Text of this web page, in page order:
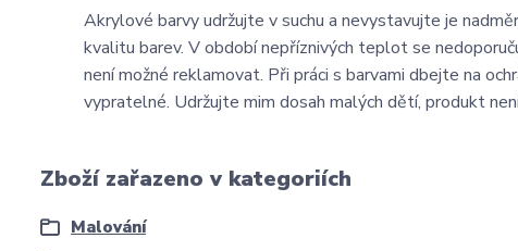
Akrylové barvy udržujte v suchu a nevystavujte je
kvalitu barev. V období nepříznivých teplot se
není možné reklamovat. Při práci s barvami dbejte na
vypratelné. Udržujte mim dosah malých dětí, produkt
Zboží zařazeno v kategoriích
Malování